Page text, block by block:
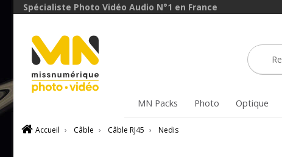
Spécialiste Photo Vidéo Audio N°1 en France
MN Packs Photo Optique
Accueil › Câble › Câble RJ45 › Nedis